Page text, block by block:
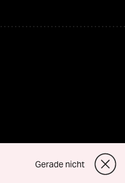
Gerade nicht